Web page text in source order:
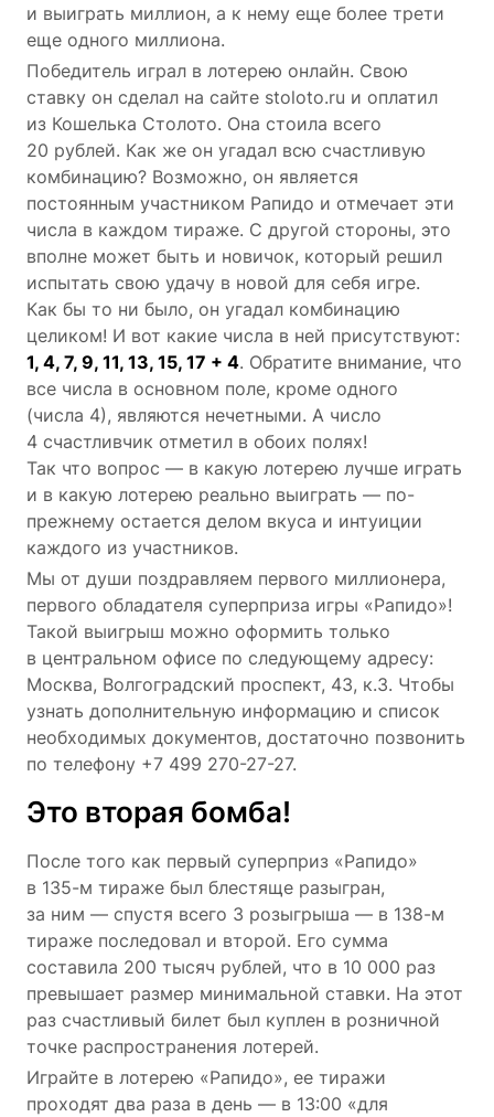
и выиграть миллион, а к нему еще более трети
еще одного миллиона.
Победитель играл в лотерею онлайн. Свою
ставку он сделал на сайте stoloto.ru и оплатил
из Кошелька Столото. Она стоила всего
20 рублей. Как же он угадал всю счастливую
комбинацию? Возможно, он является
постоянным участником Рапидо и отмечает эти
числа в каждом тираже. С другой стороны, это
вполне может быть и новичок, который решил
испытать свою удачу в новой для себя игре.
Как бы то ни было, он угадал комбинацию
целиком! И вот какие числа в ней присутствуют:
1, 4, 7, 9, 11, 13, 15, 17 + 4. Обратите внимание, что
все числа в основном поле, кроме одного
(числа 4), являются нечетными. А число
4 счастливчик отметил в обоих полях!
Так что вопрос — в какую лотерею лучше играть
и в какую лотерею реально выиграть — по-
прежнему остается делом вкуса и интуиции
каждого из участников.
Мы от души поздравляем первого миллионера,
первого обладателя суперприза игры «Рапидо»!
Такой выигрыш можно оформить только
в центральном офисе по следующему адресу:
Москва, Волгоградский проспект, 43, к.3. Чтобы
узнать дополнительную информацию и список
необходимых документов, достаточно позвонить
по телефону +7 499 270-27-27.
Это вторая бомба!
После того как первый суперприз «Рапидо»
в 135-м тираже был блестяще разыгран,
за ним — спустя всего 3 розыгрыша — в 138-м
тираже последовал и второй. Его сумма
составила 200 тысяч рублей, что в 10 000 раз
превышает размер минимальной ставки. На этот
раз счастливый билет был куплен в розничной
точке распространения лотерей.
Играйте в лотерею «Рапидо», ее тиражи
проходят два раза в день — в 13:00 «для